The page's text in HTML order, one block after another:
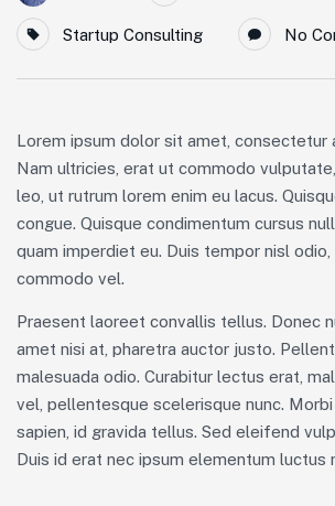
Startup Consulting No
Lorem ipsum dolor sit amet, consectetur
Nam ultricies, erat ut commodo
leo, ut rutrum lorem enim eu lacus.
congue. Quisque condimentum cursus
quam imperdiet eu. Duis tempor nisl odio,
commodo vel.
Praesent laoreet convallis tellus. Donec
amet nisi at, pharetra auctor justo.
malesuada odio. Curabitur lectus erat,
vel, pellentesque scelerisque nunc. Morbi
sapien, id gravida tellus. Sed eleifend
Duis id erat nec ipsum elementum luctus